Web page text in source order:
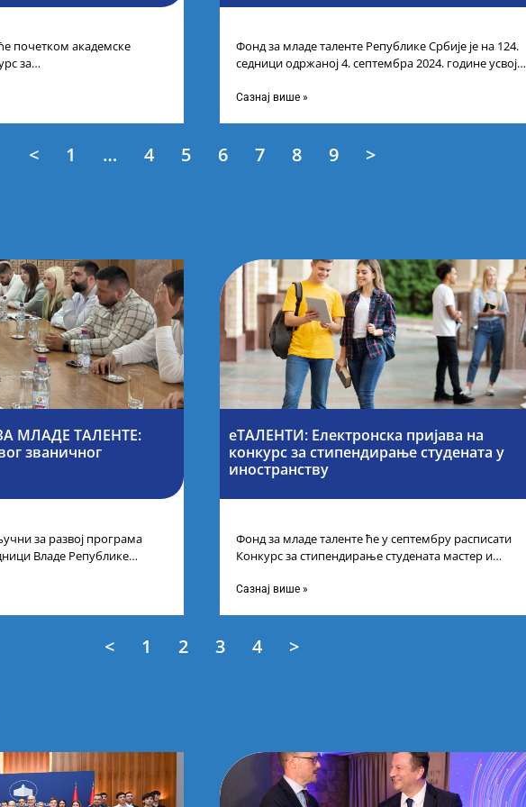
почетком академске
за
Фонд за младе таленте Републике Србије је на 124.
седници одржаној 4. септембра 2024. године усвојио
Сазнај више »
< 1 … 4 5 6 7 8 9 >
МЛАДЕ ТАЛЕНТЕ:
званичног
за развој програма
Владе Републике
еТАЛЕНТИ: Електронска пријава на
конкурс за стипендирање студената у
иностранству
Фонд за младе таленте ће у септембру расписати
Конкурс за стипендирање студената мастер и
Сазнај више »
< 1 2 3 4 >